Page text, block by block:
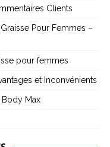
Clients
Pour Femmes –
pour femmes
et Inconvénients
Body Max